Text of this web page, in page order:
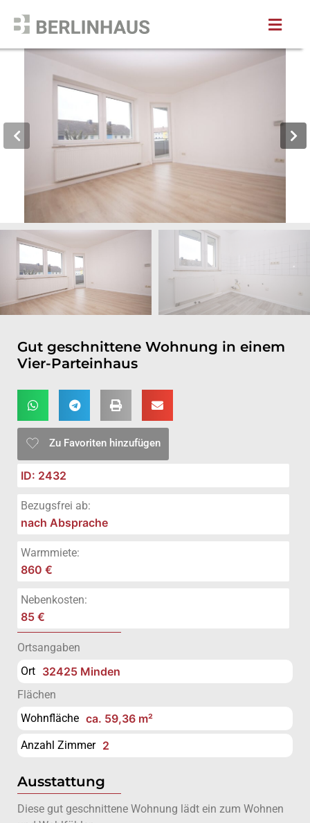
Gut geschnittene Wohnung in einem
Vier-Parteinhaus
Zu Favoriten hinzufügen
ID: 2432
Bezugsfrei ab:
nach Absprache
Warmmiete:
860 €
Nebenkosten:
85 €
Ortsangaben
Ort 32425 Minden
Flächen
Wohnfläche ca. 59,36 m²
Anzahl Zimmer 2
Ausstattung
Diese gut geschnittene Wohnung lädt ein zum Wohnen